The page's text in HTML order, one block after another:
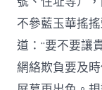
不參藍玉華搖
道：“要不要讓
網絡欺負要及